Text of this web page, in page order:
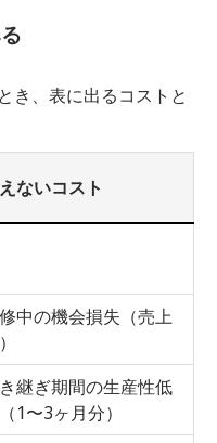
き、表に出るコストと
ないコスト
中の機会損失（売上
継ぎ期間の生産性低
1〜3ヶ月分）